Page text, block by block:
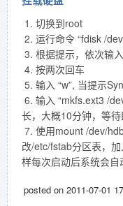
1. 切换到root
2. 运行命令 “fdisk /
3. 根据提示，依次输入
4. 按两次回车
5. 输入 “w”, 当提示
6. 输入 “mkfs.ext3 /
长，大概10分钟，等
7. 使用mount /dev/
改/etc/fstab分区表，
样每次启动后系统会自
posted on 2011-07-01